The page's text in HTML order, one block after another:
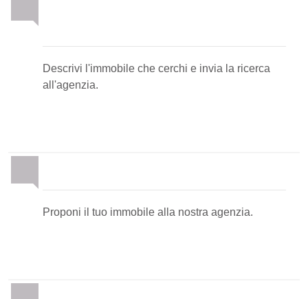
Descrivi l'immobile che cerchi e invia la ricerca
all'agenzia.
Proponi il tuo immobile alla nostra agenzia.